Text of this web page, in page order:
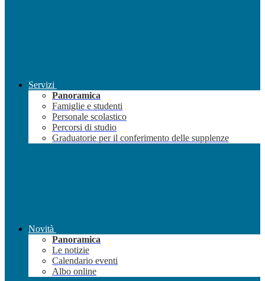
Servizi
Panoramica
Famiglie e studenti
Personale scolastico
Percorsi di studio
Graduatorie per il conferimento delle supplenze
Novità
Panoramica
Le notizie
Calendario eventi
Albo online